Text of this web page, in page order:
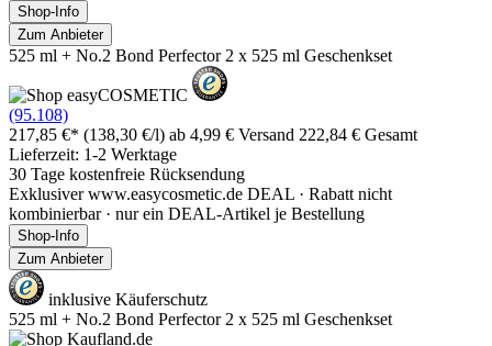
Shop-Info
Zum Anbieter
525 ml + No.2 Bond Perfector 2 x 525 ml Geschenkset
(95.108)
217,85 €* (138,30 €/l) ab 4,99 € Versand 222,84 € Gesamt
Lieferzeit: 1-2 Werktage
30 Tage kostenfreie Rücksendung
Exklusiver www.easycosmetic.de DEAL · Rabatt nicht
kombinierbar · nur ein DEAL-Artikel je Bestellung
Shop-Info
Zum Anbieter
inklusive Käuferschutz
525 ml + No.2 Bond Perfector 2 x 525 ml Geschenkset